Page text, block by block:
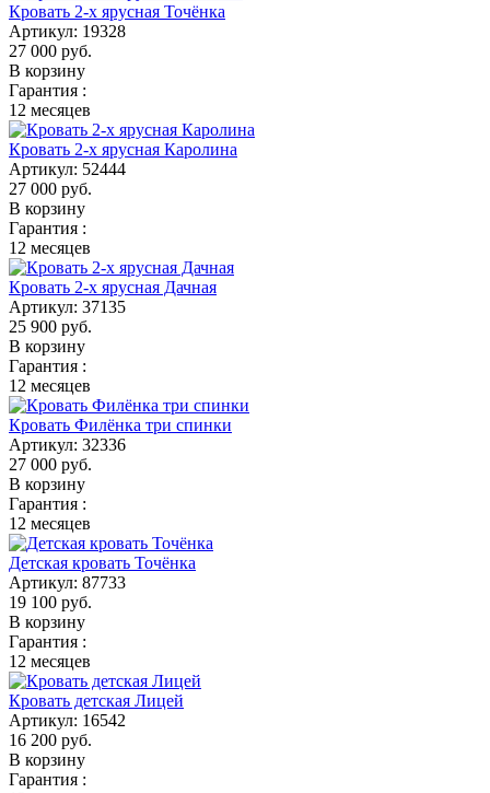
Кровать 2-х ярусная Точёнка
Артикул: 19328
27 000 руб.
В корзину
Гарантия :
12 месяцев
Кровать 2-х ярусная Каролина
Артикул: 52444
27 000 руб.
В корзину
Гарантия :
12 месяцев
Кровать 2-х ярусная Дачная
Артикул: 37135
25 900 руб.
В корзину
Гарантия :
12 месяцев
Кровать Филёнка три спинки
Артикул: 32336
27 000 руб.
В корзину
Гарантия :
12 месяцев
Детская кровать Точёнка
Артикул: 87733
19 100 руб.
В корзину
Гарантия :
12 месяцев
Кровать детская Лицей
Артикул: 16542
16 200 руб.
В корзину
Гарантия :